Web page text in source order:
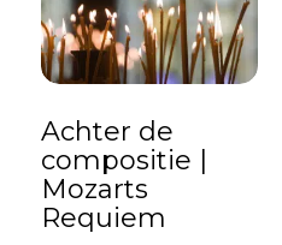
Achter de
compositie |
Mozarts
Requiem